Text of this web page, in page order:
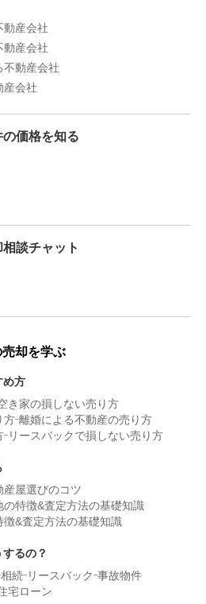
動産会社
動産会社
不動産会社
産会社
の価格を知る
相談チャット
売却を学ぶ
め方
き家の損しない売り方
方 離婚による不動産の売り方
リースバックで損しない売り方
産屋選びのコツ
特徴&査定方法の基礎知識
&査定方法の基礎知識
るの？
相続 リースバック 事故物件
宅ローン